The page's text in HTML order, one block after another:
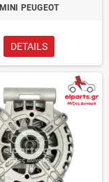
MINI PEUGEOT
DETAILS